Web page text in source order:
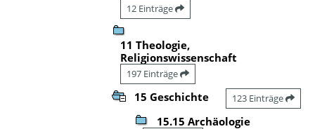
12 Einträge
11 Theologie,
Religionswissenschaft
197 Einträge
15 Geschichte 123 Einträge
15.15 Archäologie